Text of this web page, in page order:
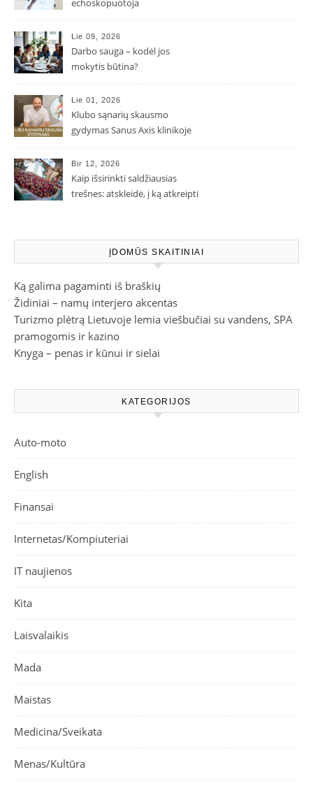
echoskopuotoja
Lie 09, 2026
Darbo sauga – kodėl jos
mokytis būtina?
Lie 01, 2026
Klubo sąnarių skausmo
gydymas Sanus Axis klinikoje
Bir 12, 2026
Kaip išsirinkti saldžiausias
trešnes: atskleidė, į ką atkreipti
ĮDOMŪS SKAITINIAI
Ką galima pagaminti iš braškių
Židiniai – namų interjero akcentas
Turizmo plėtrą Lietuvoje lemia viešbučiai su vandens, SPA
pramogomis ir kazino
Knyga – penas ir kūnui ir sielai
KATEGORIJOS
Auto-moto
English
Finansai
Internetas/Kompiuteriai
IT naujienos
Kita
Laisvalaikis
Mada
Maistas
Medicina/Sveikata
Menas/Kultūra